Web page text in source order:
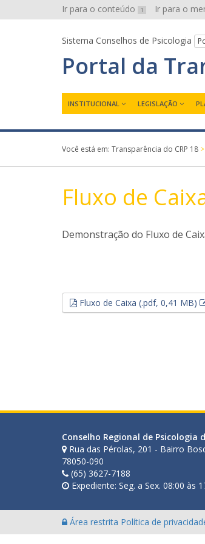
Ir para o conteúdo 1 Ir para o
Sistema Conselhos de Psicologia
Portal da
INSTITUCIONAL LEGISLAÇÃO
Você está em: Transparência do CRP 18 >
Fluxo de
Demonstração do Fluxo de
Fluxo de Caixa (.pdf, 0,41 MB)
Conselho Regional de Psicologia
Rua das Pérolas, 201 - Bairro
78050-090
(65) 3627-7188
Expediente: Seg. a Sex. 08:00 às
Área restrita Política de